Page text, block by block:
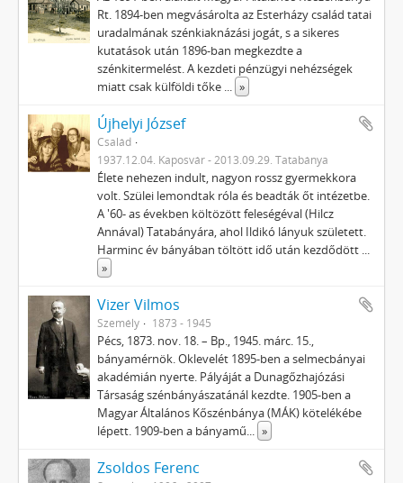
Rt. 1894-ben megvásárolta az Esterházy család tatai
uradalmának szénkiaknázási jogát, s a sikeres
kutatások után 1896-ban megkezdte a
szénkitermelést. A kezdeti pénzügyi nehézségek
miatt csak külföldi tőke ... »
Újhelyi József
Család
1937.12.04. Kaposvár - 2013.09.29. Tatabánya
Élete nehezen indult, nagyon rossz gyermekkora
volt. Szülei lemondtak róla és beadták őt intézetbe.
A '60- as években költözött feleségéval (Hilcz
Annával) Tatabányára, ahol Ildikó lányuk született.
Harminc év bányában töltött idő után kezdődött ...
»
Vizer Vilmos
Személy 1873 - 1945
Pécs, 1873. nov. 18. – Bp., 1945. márc. 15.,
bányamérnök. Oklevelét 1895-ben a selmecbányai
akadémián nyerte. Pályáját a Dunagőzhajózási
Társaság szénbányászatánál kezdte. 1905-ben a
Magyar Általános Kőszénbánya (MÁK) kötelékébe
lépett. 1909-ben a bányamű... »
Zsoldos Ferenc